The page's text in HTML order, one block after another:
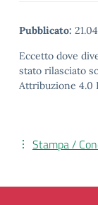
Pubblicato:
Eccetto dove
stato rilasciato
Attribuzione 4.0
Stampa /